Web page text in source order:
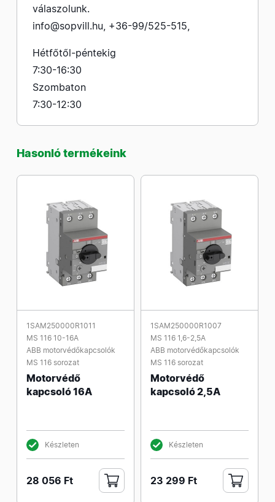
válaszolunk.
info@sopvill.hu, +36-99/525-515,
Hétfőtől-péntekig
7:30-16:30
Szombaton
7:30-12:30
Hasonló termékeink
1SAM250000R1011
MS 116 10-16A
ABB motorvédőkapcsolók
MS 116 sorozat
Motorvédő
kapcsoló 16A
Készleten
28 056 Ft
1SAM250000R1007
MS 116 1,6-2,5A
ABB motorvédőkapcsolók
MS 116 sorozat
Motorvédő
kapcsoló 2,5A
Készleten
23 299 Ft